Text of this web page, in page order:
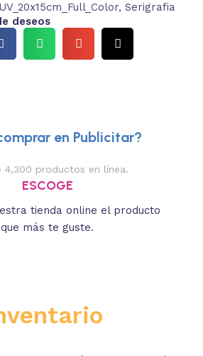
, Serigrafia
deseos
en Publicitar?
4,300 productos en línea.
ESCOGE
tienda online el producto
que más te guste.